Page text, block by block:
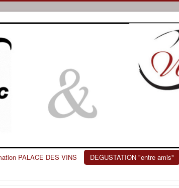
PALACE DES VINS DEGUSTATION "entre amis"